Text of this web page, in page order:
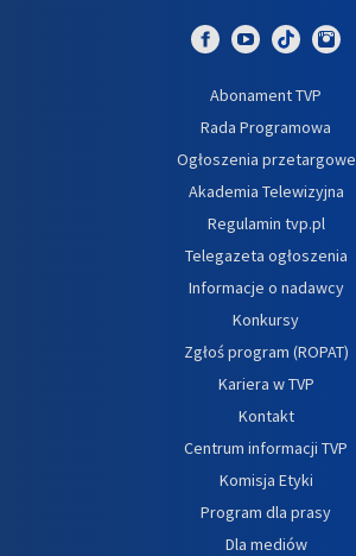
Abonament TVP
Rada Programowa
Ogłoszenia przetargowe
Akademia Telewizyjna
Regulamin tvp.pl
Telegazeta ogłoszenia
Informacje o nadawcy
Konkursy
Zgłoś program (ROPAT)
Kariera w TVP
Kontakt
Centrum informacji TVP
Komisja Etyki
Program dla prasy
Dla mediów